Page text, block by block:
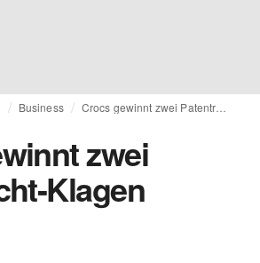
Business
zwei
Klagen